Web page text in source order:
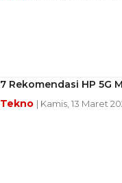
7 Rekomendasi HP 5G
Tekno | Kamis, 13 Maret